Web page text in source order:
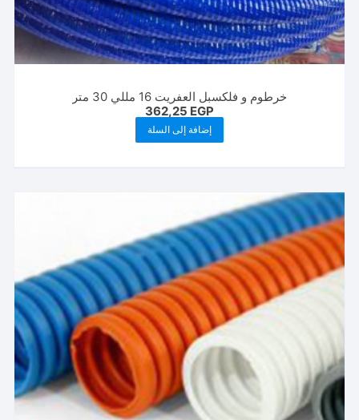
خرطوم و فلكسبل العفريت 16 مللي 30 متر
362,25 EGP
إضافة إلى السلة